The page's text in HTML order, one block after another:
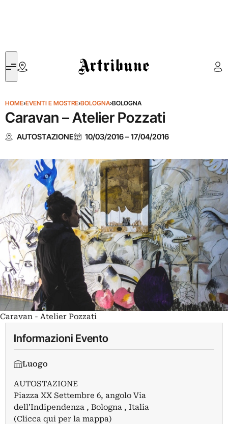
Artribune
HOME›EVENTI E MOSTRE›BOLOGNA›BOLOGNA
Caravan – Atelier Pozzati
AUTOSTAZIONE 10/03/2016–17/04/2016
Caravan - Atelier Pozzati
Informazioni Evento
Luogo
AUTOSTAZIONE
Piazza XX Settembre 6, angolo Via
dell’Indipendenza , Bologna , Italia
(Clicca qui per la mappa)